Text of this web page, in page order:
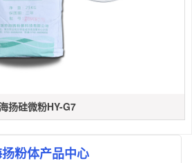
扬硅微粉HY-G7
粉体产品中心